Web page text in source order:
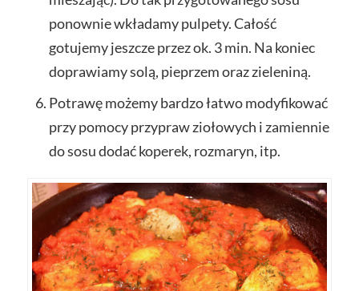
ponownie wkładamy pulpety. Całość
gotujemy jeszcze przez ok. 3 min. Na koniec
doprawiamy solą, pieprzem oraz zieleniną.
Potrawę możemy bardzo łatwo modyfikować
przy pomocy przypraw ziołowych i zamiennie
do sosu dodać koperek, rozmaryn, itp.